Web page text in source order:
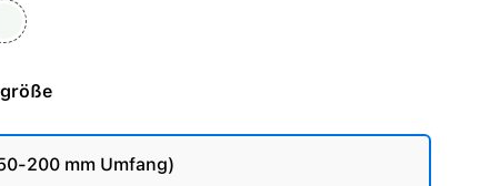
200 mm Umfang)